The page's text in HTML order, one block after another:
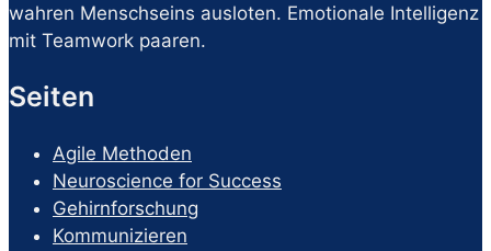
wahren Menschseins ausloten. Emotionale Intelligenz
mit Teamwork paaren.
Seiten
Agile Methoden
Neuroscience for Success
Gehirnforschung
Kommunizieren